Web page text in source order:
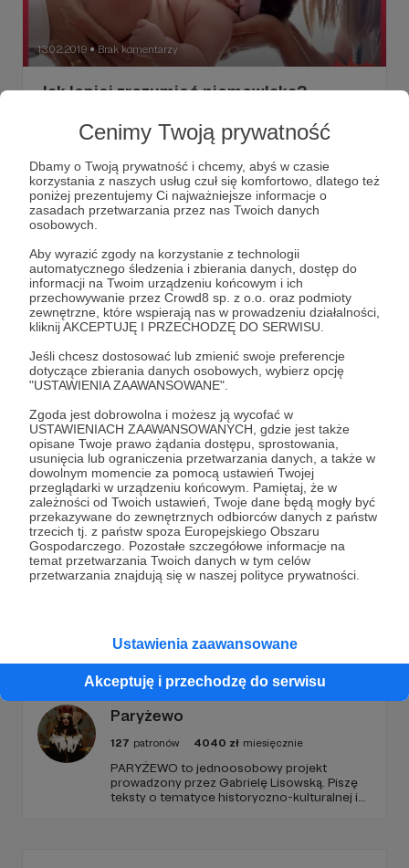
Cenimy Twoją prywatność
Dbamy o Twoją prywatność i chcemy, abyś w czasie
korzystania z naszych usług czuł się komfortowo, dlatego też
poniżej prezentujemy Ci najważniejsze informacje o
zasadach przetwarzania przez nas Twoich danych
osobowych.
Aby wyrazić zgody na korzystanie z technologii
automatycznego śledzenia i zbierania danych, dostęp do
informacji na Twoim urządzeniu końcowym i ich
przechowywanie przez Crowd8 sp. z o.o. oraz podmioty
zewnętrzne, które wspierają nas w prowadzeniu działalności,
kliknij AKCEPTUJĘ I PRZECHODZĘ DO SERWISU.
Jeśli chcesz dostosować lub zmienić swoje preferencje
dotyczące zbierania danych osobowych, wybierz opcję
"USTAWIENIA ZAAWANSOWANE".
Zgoda jest dobrowolna i możesz ją wycofać w
USTAWIENIACH ZAAWANSOWANYCH, gdzie jest także
opisane Twoje prawo żądania dostępu, sprostowania,
usunięcia lub ograniczenia przetwarzania danych, a także w
dowolnym momencie za pomocą ustawień Twojej
przeglądarki w urządzeniu końcowym. Pamiętaj, że w
zależności od Twoich ustawień, Twoje dane będą mogły być
przekazywane do zewnętrznych odbiorców danych z państw
trzecich tj. z państw spoza Europejskiego Obszaru
Gospodarczego. Pozostałe szczegółowe informacje na
temat przetwarzania Twoich danych w tym celów
przetwarzania znajdują się w naszej polityce prywatności.
Ustawienia zaawansowane
Akceptuję i przechodzę do serwisu
13.02.2019 ● Brak komentarzy
Jak lepiej zrozumieć niemowlaka?
zachowania Maluszka. Aby zrozumieć mózg niemowlaka
musisz mieć na uwadze jego 3 cechy, które mogą Ci
że z każdych sił próbujesz go uspokoić, a ono i tak płacze i
płacze!!! Dlaczego ?! Zastanawiałaś/eś się nad
zachowaniami Maluszka w pierwszych jego...
mózg niemowlę rodzice +3
Dołącz do grona Patronów!
Wesprzyj działalność AutoraJoanna Muzykiewicz -
LogopedyczneSOSjuż teraz!
Zostań Patronem
Promowani autorzy
Paryżewo
127 patronów 4040 zł miesięcznie
PARYŻEWO to jednoosobowy projekt
prowadzony przez Gabrielę Lisowską. Piszę
teksty o tematyce historyczno-kulturalnej i